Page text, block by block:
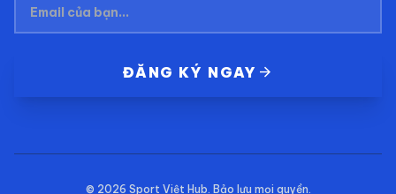
ĐĂNG KÝ NGAY arrow_forward
© 2026 Sport Việt Hub. Bảo lưu mọi quyền.